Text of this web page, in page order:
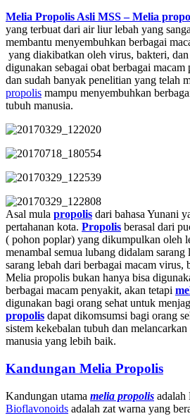
Melia Propolis Asli MSS – Melia
yang terbuat dari air liur lebah yang
membantu menyembuhkan berbagai
yang diakibatkan oleh virus, bakteri, dan
digunakan sebagai obat berbagai
dan sudah banyak penelitian yang telah
propolis mampu menyembuhkan
tubuh manusia.
Asal mula propolis dari bahasa Yunani
pertahanan kota. Propolis berasal dari
( pohon poplar) yang dikumpulkan oleh
menambal semua lubang didalam sarang
sarang lebah dari berbagai macam virus,
Melia propolis bukan hanya bisa
berbagai macam penyakit, akan tetapi
digunakan bagi orang sehat untuk
propolis dapat dikomsumsi bagi orang
sistem kekebalan tubuh dan
manusia yang lebih baik.
Kandungan Melia Propolis
Kandungan utama melia propolis adalah
Bioflavonoids adalah zat warna yang